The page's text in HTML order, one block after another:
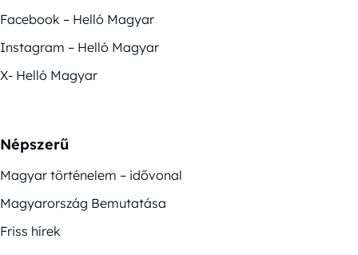
Facebook – Helló Magyar
Instagram – Helló Magyar
X- Helló Magyar
Népszerű
Magyar történelem – idővonal
Magyarország Bemutatása
Friss hírek